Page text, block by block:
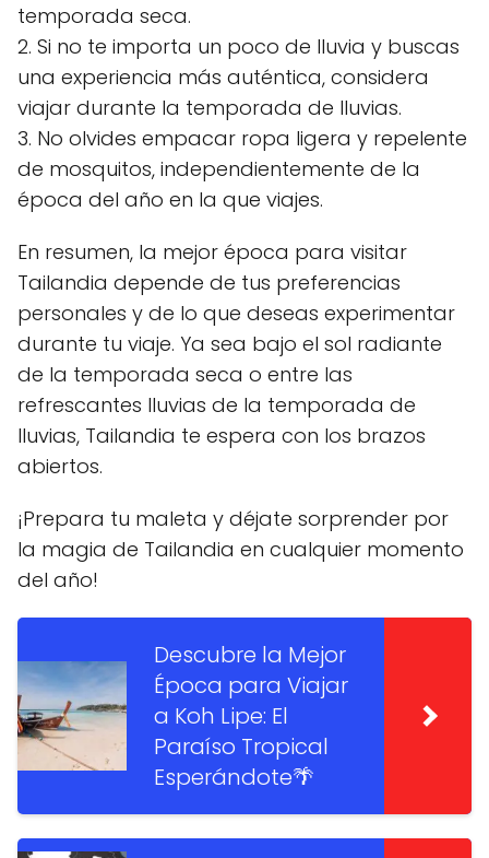
temporada seca.
2. Si no te importa un poco de lluvia y buscas
una experiencia más auténtica, considera
viajar durante la temporada de lluvias.
3. No olvides empacar ropa ligera y repelente
de mosquitos, independientemente de la
época del año en la que viajes.
En resumen, la mejor época para visitar
Tailandia depende de tus preferencias
personales y de lo que deseas experimentar
durante tu viaje. Ya sea bajo el sol radiante
de la temporada seca o entre las
refrescantes lluvias de la temporada de
lluvias, Tailandia te espera con los brazos
abiertos.
¡Prepara tu maleta y déjate sorprender por
la magia de Tailandia en cualquier momento
del año!
Descubre la Mejor
Época para Viajar
a Koh Lipe: El
Paraíso Tropical
Esperándote🌴